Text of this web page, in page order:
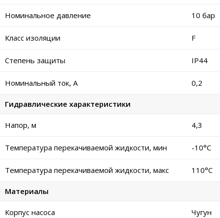
Номинальное давление 10 бар
Класс изоляции F
Степень защиты IP44
Номинальный ток, А 0,2
Гидравлические характеристики
Напор, м 4,3
Температура перекачиваемой жидкости, мин -10°C
Температура перекачиваемой жидкости, макс 110°C
Материалы
Корпус насоса Чугун